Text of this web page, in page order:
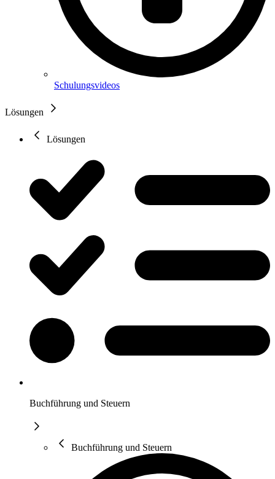
Schulungsvideos
Lösungen
Lösungen
Buchführung und Steuern
Buchführung und Steuern